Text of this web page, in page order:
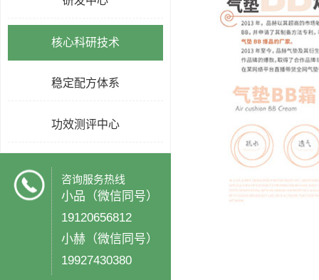
核心科研技术
稳定配方体系
功效测评中心
咨询服务热线
小品（微信同号）
19120656812
小赫（微信同号）
19927430380